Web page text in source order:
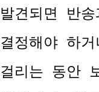
발견되면 반
결정해야 하
걸리는 동안